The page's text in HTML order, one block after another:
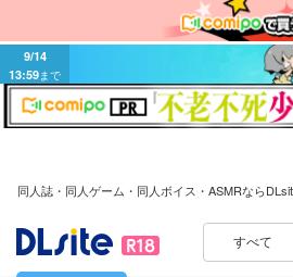
9/14
13:59まで
同人誌・同人ゲーム・同人ボイス・ASMRなら
すべて